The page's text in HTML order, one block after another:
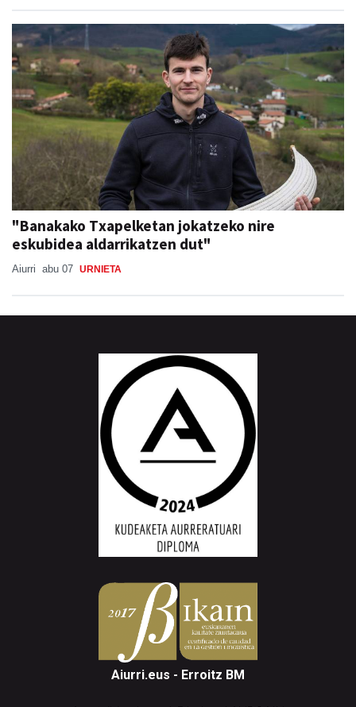
"Banakako Txapelketan jokatzeko nire
eskubidea aldarrikatzen dut"
Aiurri abu 07 URNIETA
Aiurri.eus - Erroitz BM